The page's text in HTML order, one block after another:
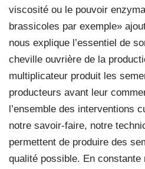
viscosité ou le pouvoir
brassicoles par exemple»
nous explique l’essentiel de
cheville ouvrière de la
multiplicateur produit les
producteurs avant leur
l’ensemble des interventions
notre savoir-faire, notre
permettent de produire des
qualité possible. En constante